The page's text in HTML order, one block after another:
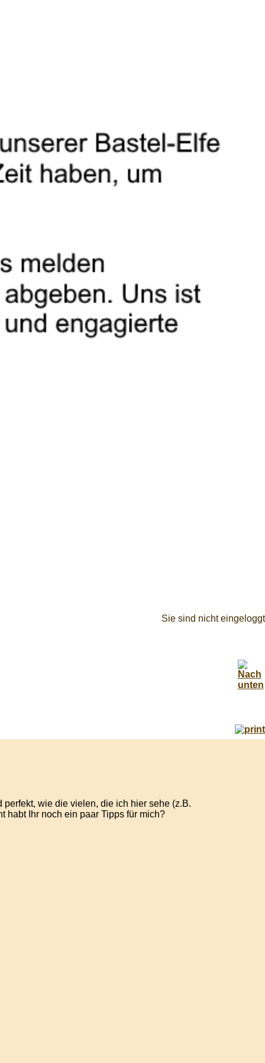
Sie sind nicht eingeloggt
wie die vielen, die ich hier sehe (z.B.
habt Ihr noch ein paar Tipps für mich?